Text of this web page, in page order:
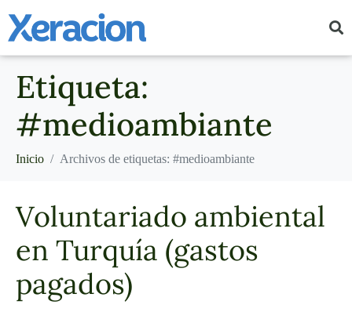
Etiqueta:
#medioambiante
Inicio Archivos de etiquetas: #medioambiante
Voluntariado ambiental
en Turquía (gastos
pagados)